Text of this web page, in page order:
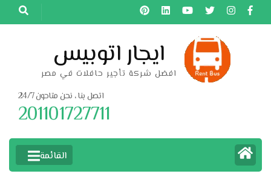
تخطى
إلى
ايجار اتوبيس
افضل شركة تأجير حافلات في مصر
اتصل بنا ، نحن متاحون 24/7
201101727711
القائمة